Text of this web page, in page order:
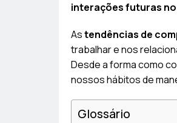
interações futuras
Astendências de
trabalhar e nos
Desde a forma como
nossos hábitos de
Glossário